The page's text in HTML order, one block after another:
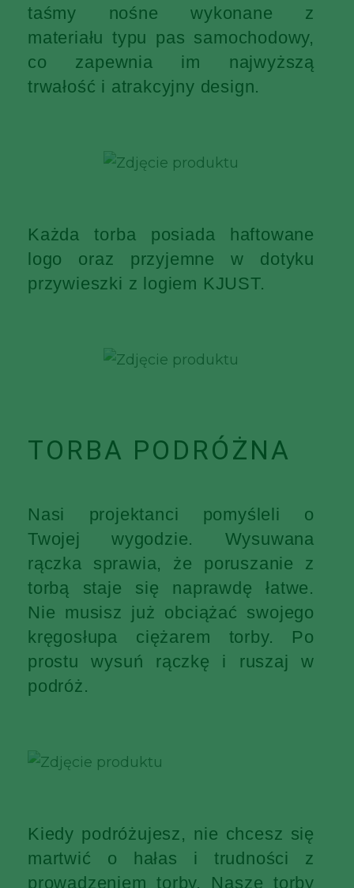
taśmy nośne wykonane z
materiału typu pas samochodowy,
co zapewnia im najwyższą
trwałość i atrakcyjny design.
Każda torba posiada haftowane
logo oraz przyjemne w dotyku
przywieszki z logiem KJUST.
TORBA PODRÓŻNA
Nasi projektanci pomyśleli o
Twojej wygodzie. Wysuwana
rączka sprawia, że poruszanie z
torbą staje się naprawdę łatwe.
Nie musisz już obciążać swojego
kręgosłupa ciężarem torby. Po
prostu wysuń rączkę i ruszaj w
podróż.
Kiedy podróżujesz, nie chcesz się
martwić o hałas i trudności z
prowadzeniem torby. Nasze torby